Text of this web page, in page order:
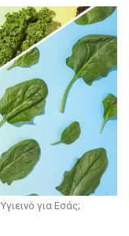
για Εσάς;